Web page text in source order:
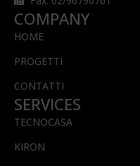
COMPANY
HOME
PROGETTI
CONTATTI
SERVICES
TECNOCASA
KIRON